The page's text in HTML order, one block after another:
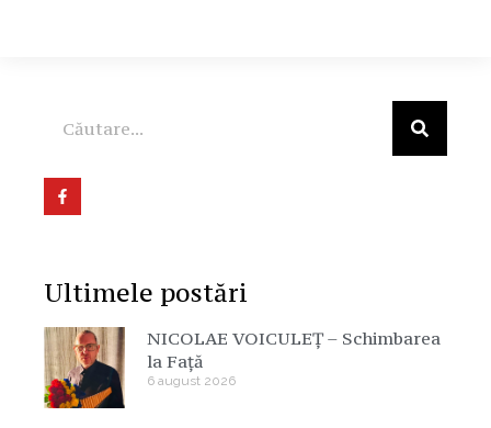
Ultimele postări
NICOLAE VOICULEȚ – Schimbarea
la Față
6 august 2026